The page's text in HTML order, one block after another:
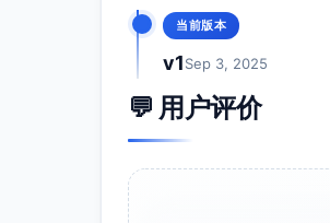
当前版本
v1Sep 3, 2025
💬 用户评价